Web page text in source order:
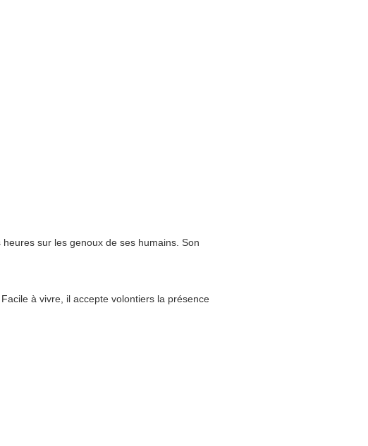
sur les genoux de ses humains. Son
à vivre, il accepte volontiers la présence